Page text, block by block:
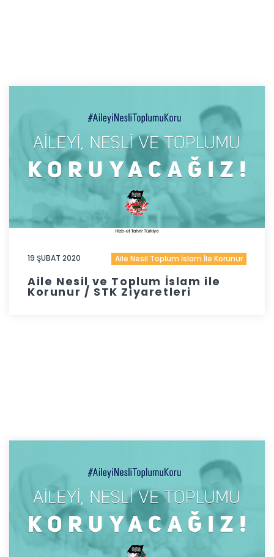
19 ŞUBAT 2020 Aile Nesil Toplum İslam İle Korunur
Aile Nesil ve Toplum İslam ile
Korunur / STK Ziyaretleri